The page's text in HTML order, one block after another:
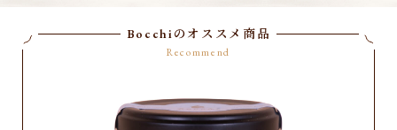
Bocchiのオススメ商品
Recommend